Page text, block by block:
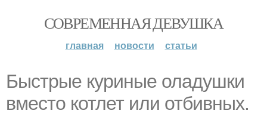
СОВРЕМЕННАЯ ДЕВУШКА
главная новости статьи
Быстрые куриные оладушки
вместо котлет или отбивных.